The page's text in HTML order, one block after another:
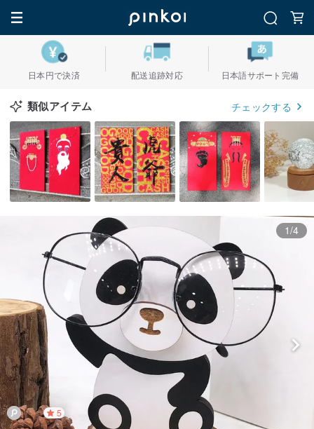
日本円で決済 配送追跡対応 日本語サポート完備
類似アイテム チェックする
1/4
5